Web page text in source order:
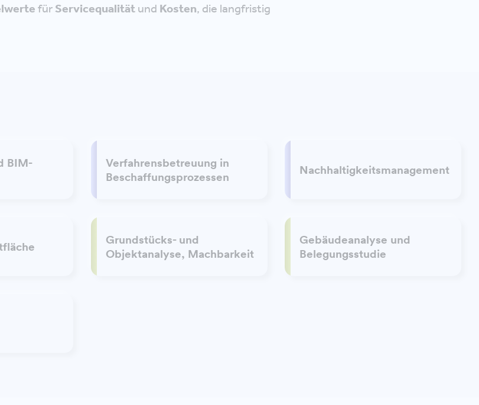
für Servicequalitätund Kosten, die langfristig
BIM-
Verfahrensbetreuung in
Beschaffungsprozessen
Nachhaltigkeitsmanagement
Grundstücks- und
Objektanalyse, Machbarkeit
Gebäudeanalyse und
Belegungsstudie